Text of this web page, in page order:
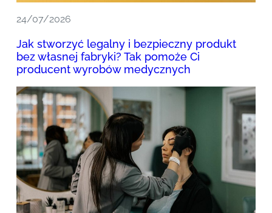
24/07/2026
Jak stworzyć legalny i bezpieczny produkt
bez własnej fabryki? Tak pomoże Ci
producent wyrobów medycznych